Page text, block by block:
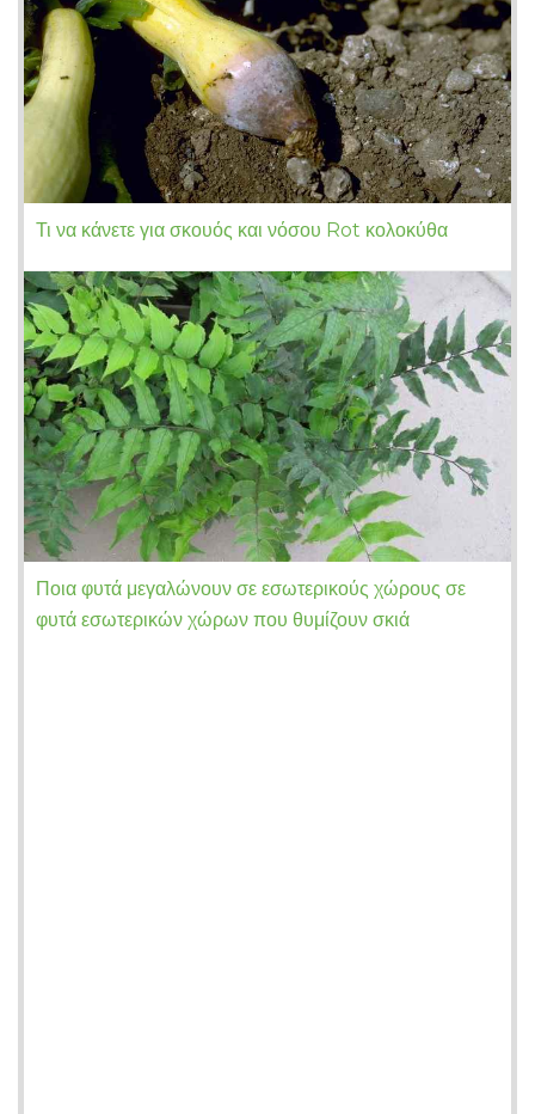
Τι να κάνετε για σκουός και νόσου Rot κολοκύθα
Ποια φυτά μεγαλώνουν σε εσωτερικούς χώρους σε
φυτά εσωτερικών χώρων που θυμίζουν σκιά